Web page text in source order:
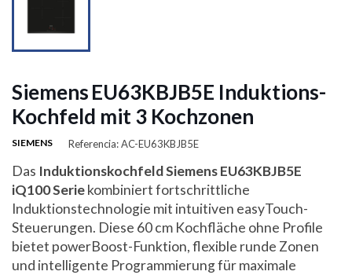
Siemens EU63KBJB5E Induktions-
Kochfeld mit 3 Kochzonen
SIEMENS Referencia: AC-EU63KBJB5E
Das Induktionskochfeld Siemens EU63KBJB5E
iQ100 Seriekombiniert fortschrittliche
Induktionstechnologie mit intuitiven easyTouch-
Steuerungen. Diese 60 cm Kochfläche ohne Profile
bietet powerBoost-Funktion, flexible runde Zonen
und intelligente Programmierung für maximale